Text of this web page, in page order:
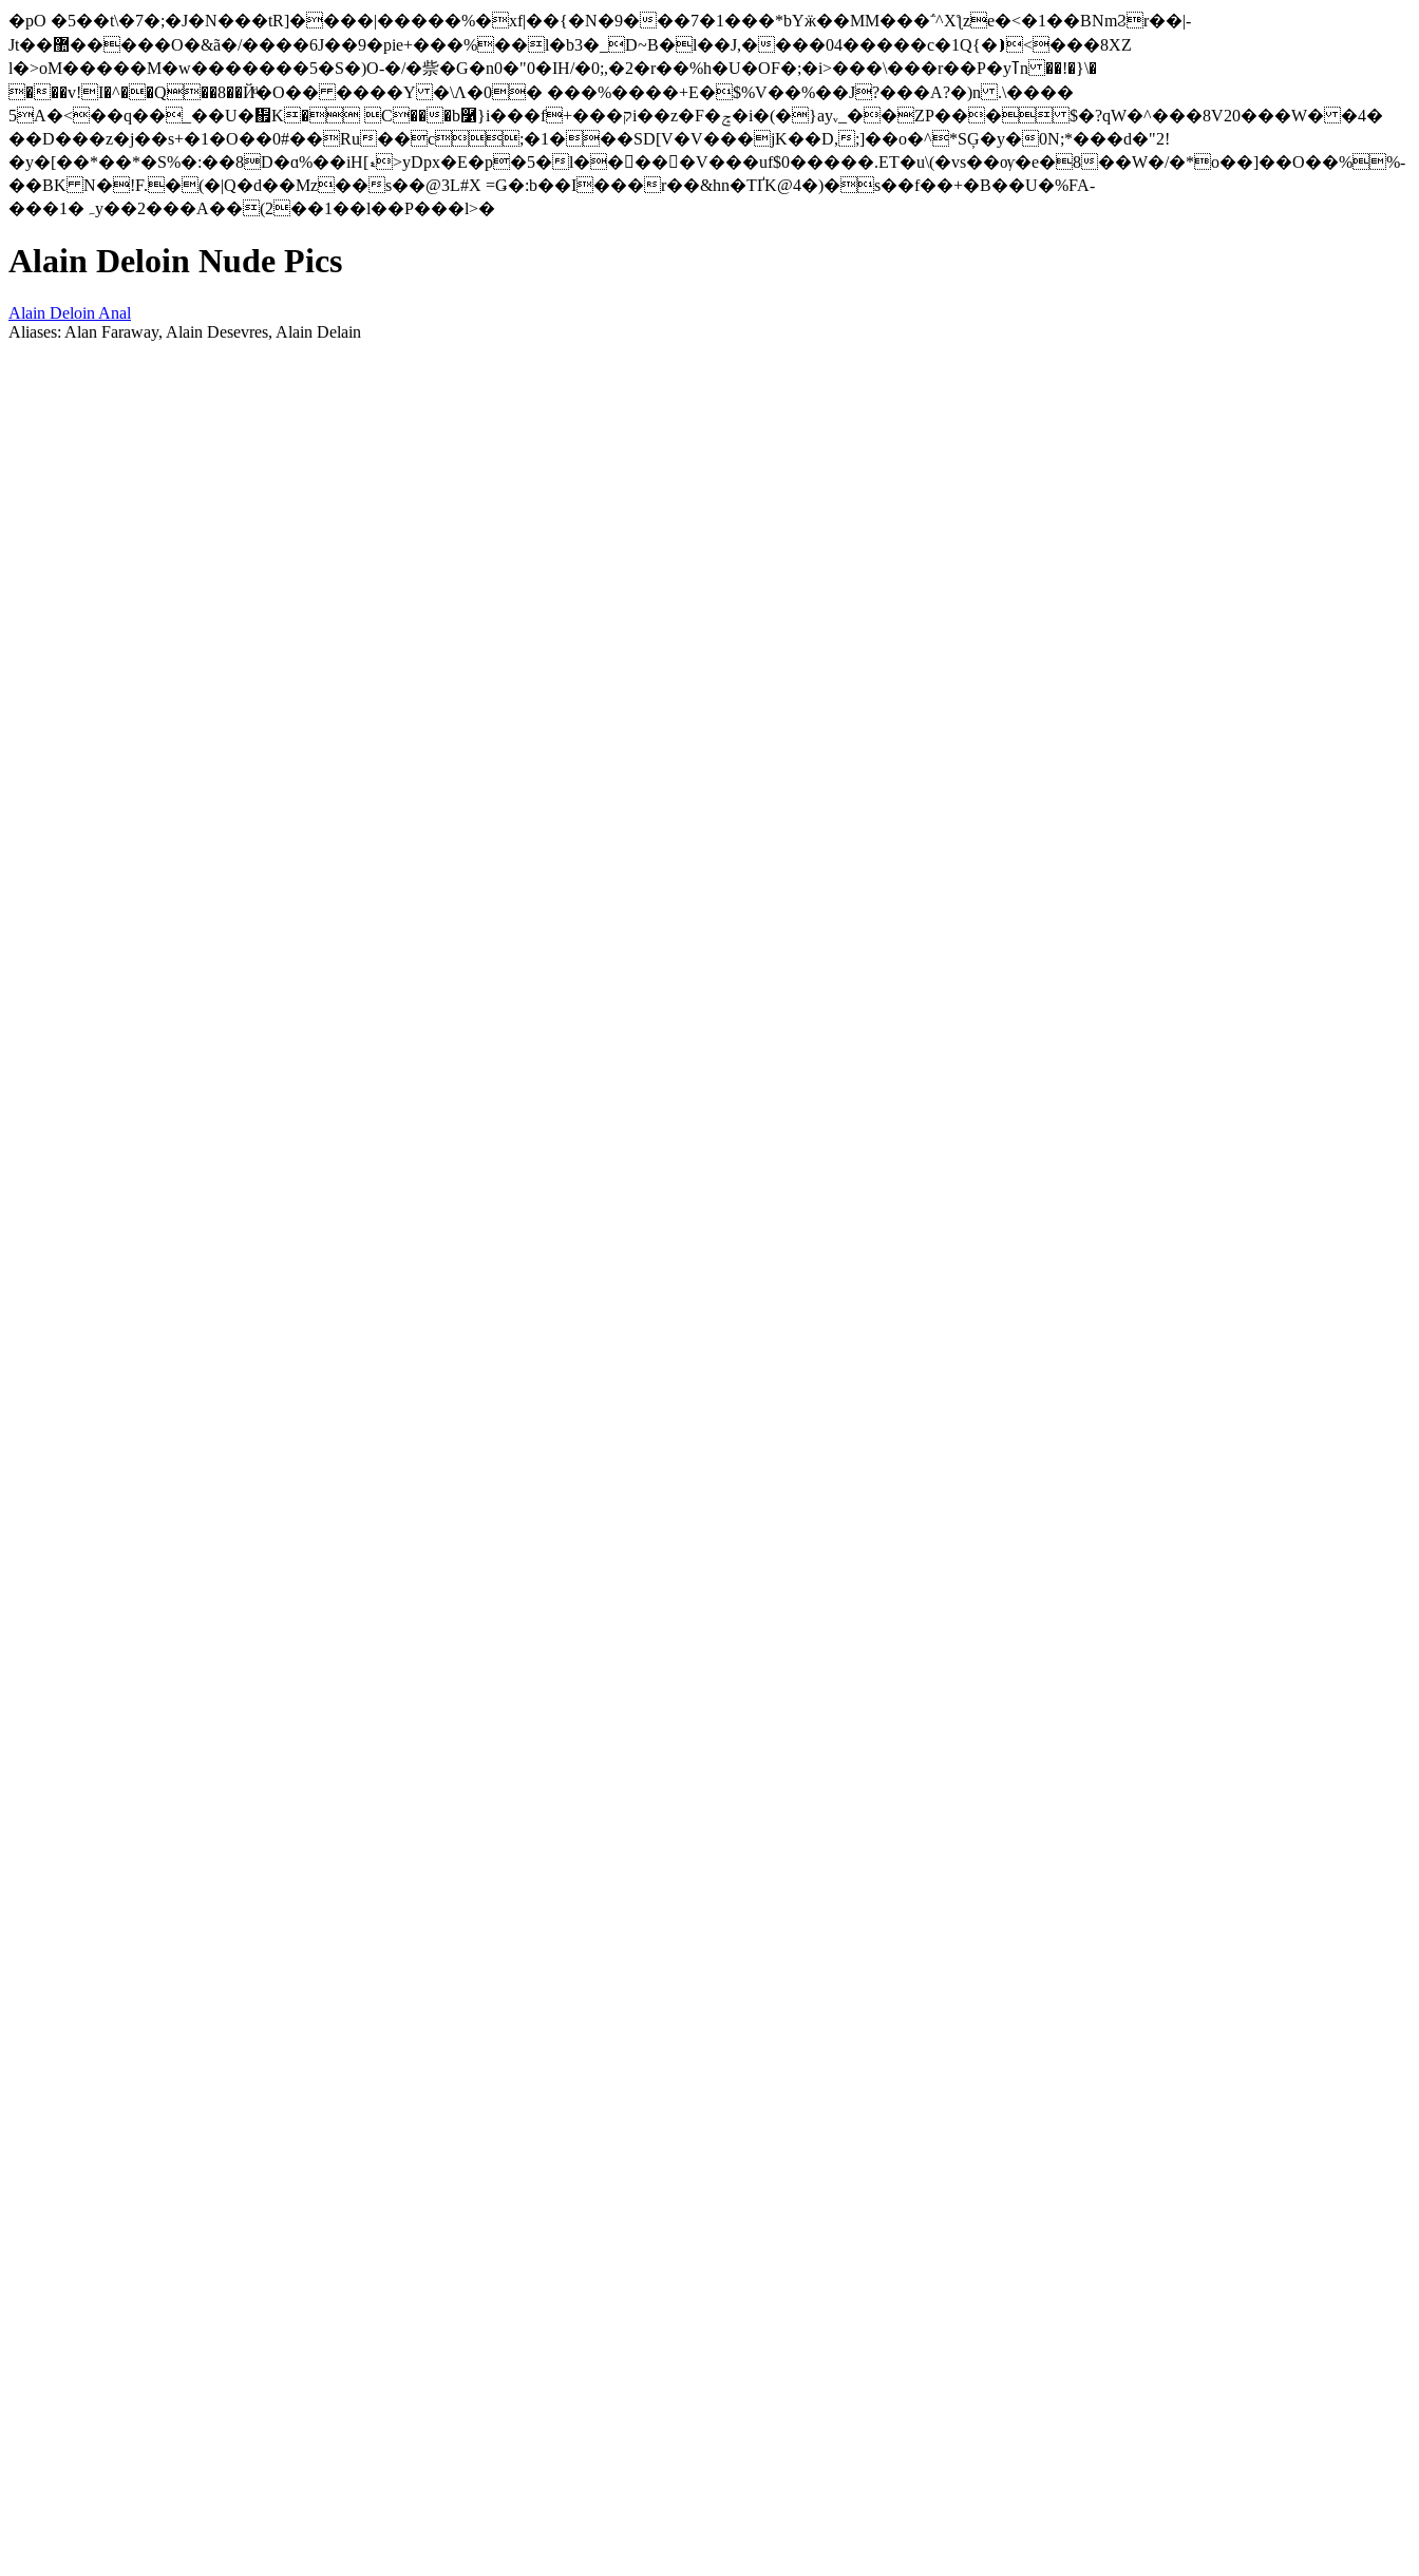
�pO �5��t\�7�;�J�N���tR]����|�����%�xf|��{�N�9���7�1���*bYӝ��MM���΅^Xƪze�<�1��BNmϨr��|-
Jt��޺�����O�&ã�/����6J��9�pie+���%��l�b3�_D~B�l��J,����04�����c�1Q{�⦘<���8XZ
l�>oM�����M�w�������5�S�)O-�/�祡�G�n0�"0�IH/�0;,�2�r��%h�U�OF�;�i>���\���r��P�yߠn ��!�}\�
���v!I�^��Q��8��Йͩ�O�� ����Y �\Λ�0� ���%����+E�$%V��%��J?���A?�)n .\����
5A�<��q��_��U�኏K� C���b࿱}i���f+���קi��z�F�ݘ�i�(�}ayᵥ_��ZP��� $�?qW�^���8V20���W� �4�
��D���z�j��s+�1�O��0#��Ru��c;�1���SD[V�V���jK��D,;]��o�^*SĢ�y�0N;*���d�"2!
�y�[��*��*�S%�:��8D�ɑ%��iH[ޑ>yDpx�E�p�5�l��񔔊���V���uf$0�����.ET�u\(�vs��ѹ�e�8��W�/�*o��]��O��%%-
��BK N�!F.�(�|Q�d��Mz��s��@3L#X =Ǥ�:b��I���r��&hn�TҐK@4�)�s��f��+�B��U�%FA-
���1�ہy��2���A��(2��1��l��P���l>�
Alain Deloin Nude Pics
Alain Deloin Anal
Aliases: Alan Faraway, Alain Desevres, Alain Delain